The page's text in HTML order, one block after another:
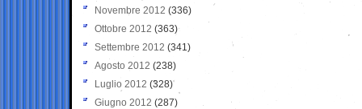
Novembre 2012 (336)
Ottobre 2012 (363)
Settembre 2012 (341)
Agosto 2012 (238)
Luglio 2012 (328)
Giugno 2012 (287)